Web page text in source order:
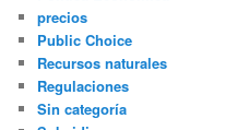
precios
Public Choice
Recursos naturales
Regulaciones
Sin categoría